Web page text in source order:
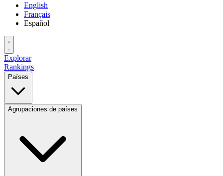
English
Français
Español
Explorar
Rankings
Países
Agrupaciones de países